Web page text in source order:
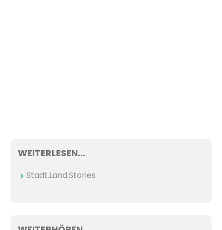
WEITERLESEN…
Stadt.Land.Stories